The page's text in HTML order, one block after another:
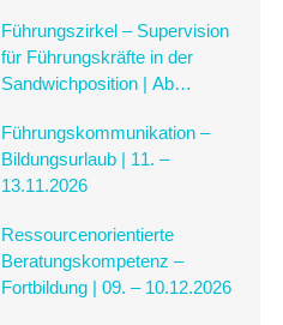
Führungszirkel – Supervision
für Führungskräfte in der
Sandwichposition | Ab
Führungskommunikation –
Bildungsurlaub | 11. –
13.11.2026
Ressourcenorientierte
Beratungskompetenz –
Fortbildung | 09. – 10.12.2026